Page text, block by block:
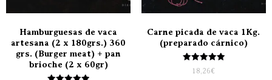
Hamburguesas de vaca
artesana (2 x 180grs.) 360
grs. (Burger meat) + pan
brioche (2 x 60gr)
Carne picada de vaca 1Kg.
(preparado cárnico)
Valorado
con
18,26€